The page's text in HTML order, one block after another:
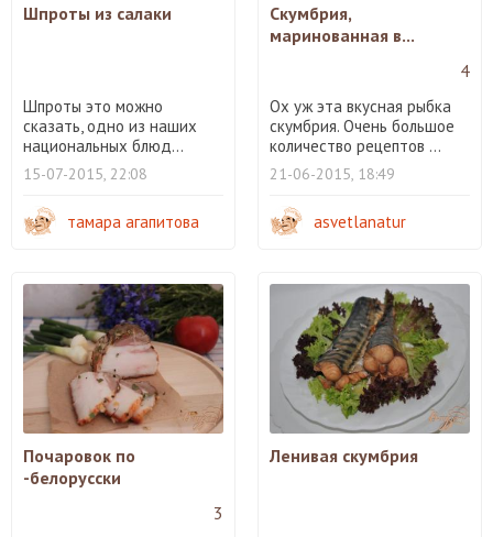
Шпроты из салаки
Шпроты это можно
сказать, одно из наших
национальных блюд...
15-07-2015, 22:08
тамара агапитова
Скумбрия,
маринованная в...
4
Ох уж эта вкусная рыбка
скумбрия. Очень большое
количество рецептов ...
21-06-2015, 18:49
asvetlanatur
Почаровок по
-белорусски
3
Ленивая скумбрия